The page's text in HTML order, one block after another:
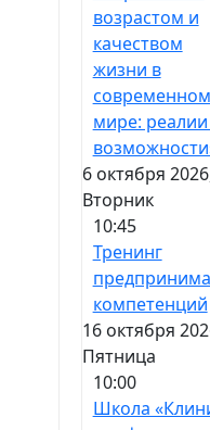
возрастом и
качеством
жизни в
современном
мире:
6 октября
Вторник
10:45
Тренинг
компетенций
16 октября
Пятница
10:00
Школа